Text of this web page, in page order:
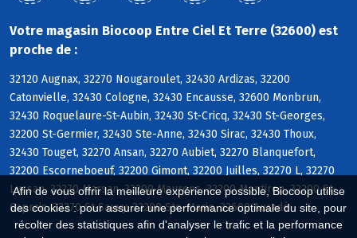
Afin de vous offrir la meilleure expérience possible, Biocoop utilise
des cookies : pour assurer une performance optimale du site, pour
récolter des statistiques afin d'analyser le trafic et la performance
Votre magasin Biocoop Entre Ciel Et Terre (32600) est
proche de :
32120 Augnax, 32270 Nougaroulet, 32430 Ardizas, 32200
Catonvielle, 32430 Cologne, 32430 Encausse, 32600 Monbrun,
32430 Roquelaure-St-Aubin, 32430 St-Cricq, 32430 St-Georges,
32200 St-Germier, 32430 Ste-Anne, 32430 Sirac, 32430 Thoux,
32430 Touget, 32270 Ansan, 32270 Aubiet, 32270 Blanquefort,
32200 Escorneboeuf, 32200 Gimont, 32200 Juilles, 32270 L, 32270
Lussan, 32270 Marsan, 32200 Maurens, 32200 Montiron, 32200 St-
Caprais, 32270 St-Sauvy, 32200 Ste-Marie, 32600 Auradé